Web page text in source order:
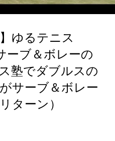
ゆるテニス
ーブ＆ボレーの
塾でダブルスの
サーブ＆ボレー
ターン）